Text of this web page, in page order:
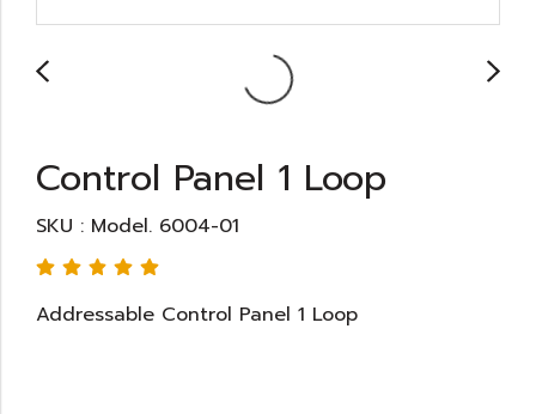
Control Panel 1 Loop
SKU : Model. 6004-01
Addressable Control Panel 1 Loop